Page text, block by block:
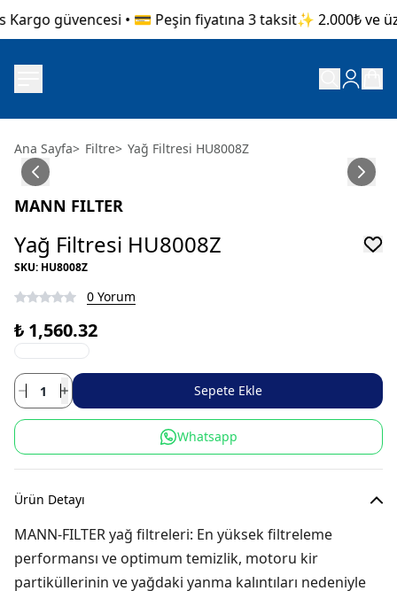
güvencesi • 💳 Peşin fiyatına 3 taksit✨ 2.000₺ ve
Ana Sayfa> Filtre> Yağ Filtresi HU8008Z
MANN FILTER
Yağ Filtresi HU8008Z
SKU: HU8008Z
0 Yorum
₺ 1,560.32
Sepete Ekle
Whatsapp
Ürün Detayı
MANN-FILTER yağ filtreleri: En yüksek filtreleme
performansı ve optimum temizlik, motoru kir
partiküllerinin ve yağdaki yanma kalıntıları nedeniyle